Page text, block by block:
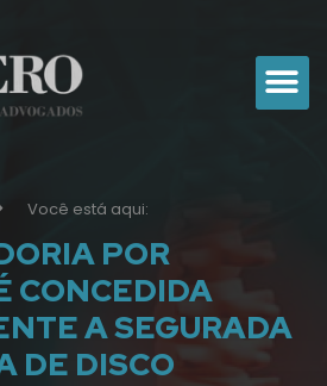
Você está aqui:
POR
CONCEDIDA
A SEGURADA
DE DISCO